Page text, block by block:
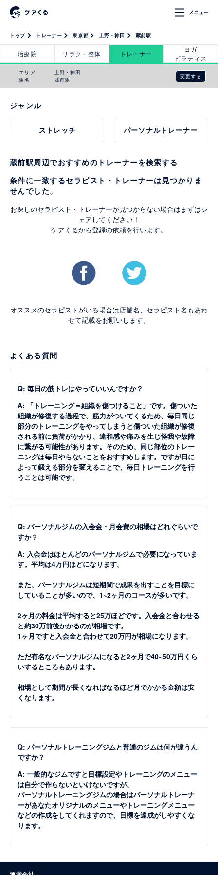
メニュー
トップ トレーナー 東京都 上野・神田 蔵前駅
治療院 リラク・整体 トレーナー
ヨガ
ピラティス
エリア
駅名
上野・神田
蔵前駅
変更する
ジャンル
ストレッチ パーソナルトレーナー
蔵前駅周辺でおすすめのトレーナーを検索する
条件に一致するセラピスト・トレーナーは見つかりま
せんでした。
お探しのセラピスト・トレーナーが見つからない場合はまずはシ
ェアしてください！
ケアくるから登録の依頼を行います。
オススメのセラピストがいる場合は店舗名、セラピスト名もあわ
せて記載をお願いします。
よくある質問
Q: 毎日の筋トレはやっていいんですか？
A: 「トレーニング＝組織を傷つけること」です。傷ついた
組織が修復する過程で、筋力がついてくるため、毎日同じ
部分のトレーニングをやってしまうと傷ついた組織が修復
される前に負荷がかかり、違和感や痛みを生じ怪我や故障
に繋がる可能性があります。そのため、同じ部位のトレー
ニングは毎日やらないことをおすすめします。ですが日に
よって鍛える部分を変えることで、毎日トレーニングを行
うことは可能です。
Q: パーソナルジムの入会金・月会費の相場はどれぐらいで
すか？
A: 入会金はほとんどのパーソナルジムで必要になっていま
す。平均は4万円ほどになります。
また、パーソナルジムは短期間で成果を出すことを目標に
していることが多いので、1~2ヶ月のコースが多いです。
2ヶ月の料金は平均すると25万ほどです。入会金と合わせる
と約30万前後かかるのが相場です。
1ヶ月ですと入会金と合わせて20万円が相場になります。
ただ有名なパーソナルジムになると2ヶ月で40~50万円くら
いするところもあります。
相場として期間が長くなればなるほど月でかかる金額は安
くなります。
Q: パーソナルトレーニングジムと普通のジムは何が違うん
ですか？
A: 一般的なジムですと目標設定やトレーニングのメニュー
は自分で作らないといけないですが、
パーソナルトレーニングジムの場合はパーソナルトレーナ
ーがあなたオリジナルのメニューやトレーニングメニュー
などの作成をしてくれますので、目標を達成がしやすくな
ります。